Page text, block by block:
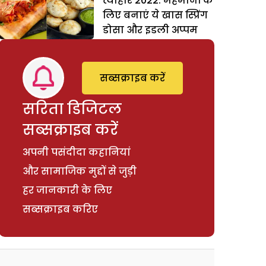
लिए बनाएं ये खास स्प्रिंग
डोसा और इडली अप्पम
सरिता डिजिटल
सब्सक्राइब करें
अपनी पसंदीदा कहानियां
और सामाजिक मुद्दों से जुड़ी
हर जानकारी के लिए
सब्सक्राइब करिए
सब्सक्राइब करें